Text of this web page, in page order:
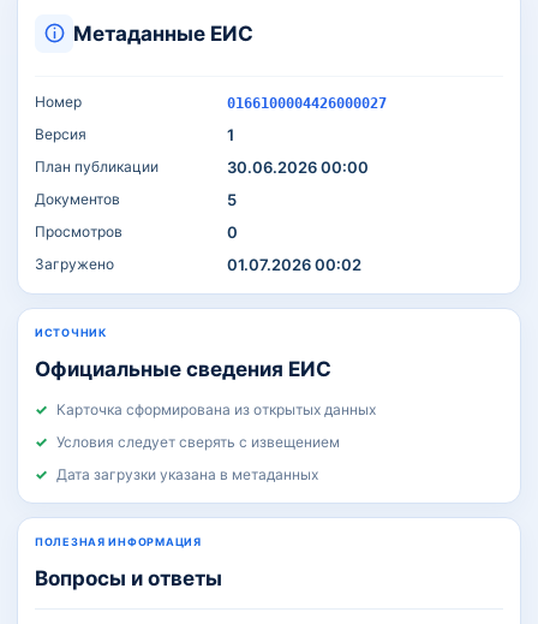
Метаданные ЕИС
Номер 0166100004426000027
Версия 1
План публикации 30.06.2026 00:00
Документов 5
Просмотров 0
Загружено 01.07.2026 00:02
ИСТОЧНИК
Официальные сведения ЕИС
Карточка сформирована из открытых данных
Условия следует сверять с извещением
Дата загрузки указана в метаданных
ПОЛЕЗНАЯ ИНФОРМАЦИЯ
Вопросы и ответы